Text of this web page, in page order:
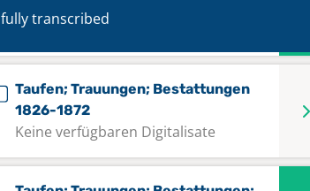
fully transcribed
Taufen; Trauungen; Bestattungen
1826-1860
Taufen; Trauungen; Bestattungen
1826-1872
Keine verfügbaren Digitalisate